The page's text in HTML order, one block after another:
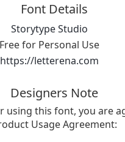
Font Details
Storytype Studio
Free for Personal Use
https://letterena.com
Designers Note
using this font, you are
Usage Agreement: